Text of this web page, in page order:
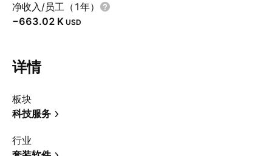
净收入/员工（1年）
‪−663.02 K‬ USD
详情
板块
科技服务
行业